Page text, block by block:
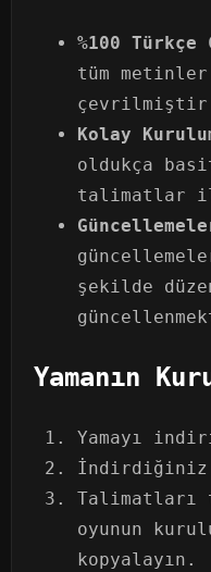
%100
tüm
Kolay
oldukça
talimatlar
şekilde
Yamanın
Yamayı
İndirdiğiniz
Talimatları
oyunun
kopyalayın.